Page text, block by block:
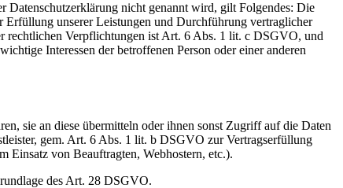
Datenschutzerklärung nicht genannt wird, gilt Folgendes: Die
unserer Leistungen und Durchführung vertraglicher
rechtlichen Verpflichtungen ist Art. 6 Abs. 1 lit. c DSGVO, und
Interessen der betroffenen Person oder einer anderen
sie an diese übermitteln oder ihnen sonst Zugriff auf die Daten
gem. Art. 6 Abs. 1 lit. b DSGVO zur Vertragserfüllung
Einsatz von Beauftragten, Webhostern, etc.).
des Art. 28 DSGVO.